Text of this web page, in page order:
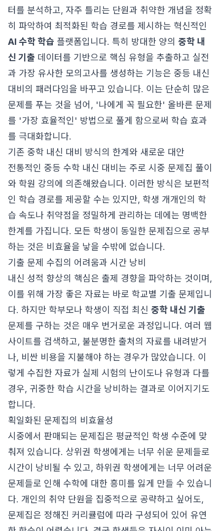
터를 분석하고, 자주 틀리는 단원과 취약한 개념을 정확
히 파악하여 최적화된 학습 경로를 제시하는 혁신적인
AI 수학 학습 플랫폼입니다. 특히 방대한 양의 중학 내
신 기출 데이터를 기반으로 핵심 유형을 추출하고 실전
과 가장 유사한 모의고사를 생성하는 기능은 중등 내신
대비의 패러다임을 바꾸고 있습니다. 이는 단순히 많은
문제를 푸는 것을 넘어, '나에게 꼭 필요한' 올바른 문제
를 '가장 효율적인' 방법으로 풀게 함으로써 학습 효과
를 극대화합니다.
기존 중학 내신 대비 방식의 한계와 새로운 대안
전통적인 중등 수학 내신 대비는 주로 시중 문제집 풀이
와 학원 강의에 의존해왔습니다. 이러한 방식은 보편적
인 학습 경로를 제공할 수는 있지만, 학생 개개인의 학
습 속도나 취약점을 정밀하게 관리하는 데에는 명백한
한계를 가집니다. 모든 학생이 동일한 문제집으로 공부
하는 것은 비효율을 낳을 수밖에 없습니다.
기출 문제 수집의 어려움과 시간 낭비
내신 성적 향상의 핵심은 출제 경향을 파악하는 것이며,
이를 위해 가장 좋은 자료는 바로 학교별 기출 문제입니
다. 하지만 학부모나 학생이 직접 최신 중학 내신 기출
문제를 구하는 것은 매우 번거로운 과정입니다. 여러 웹
사이트를 검색하고, 불분명한 출처의 자료를 내려받거
나, 비싼 비용을 지불해야 하는 경우가 많았습니다. 이
렇게 수집한 자료가 실제 시험의 난이도나 유형과 다를
경우, 귀중한 학습 시간을 낭비하는 결과로 이어지기도
합니다.
획일화된 문제집의 비효율성
시중에서 판매되는 문제집은 평균적인 학생 수준에 맞
춰져 있습니다. 상위권 학생에게는 너무 쉬운 문제들로
시간이 낭비될 수 있고, 하위권 학생에게는 너무 어려운
문제들로 인해 수학에 대한 흥미를 잃게 만들 수 있습니
다. 개인의 취약 단원을 집중적으로 공략하고 싶어도,
문제집은 정해진 커리큘럼에 따라 구성되어 있어 유연